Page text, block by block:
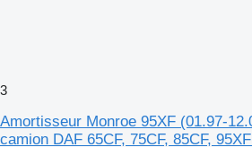
3
Amortisseur Monroe 95XF (01.97-
camion DAF 65CF, 75CF, 85CF,